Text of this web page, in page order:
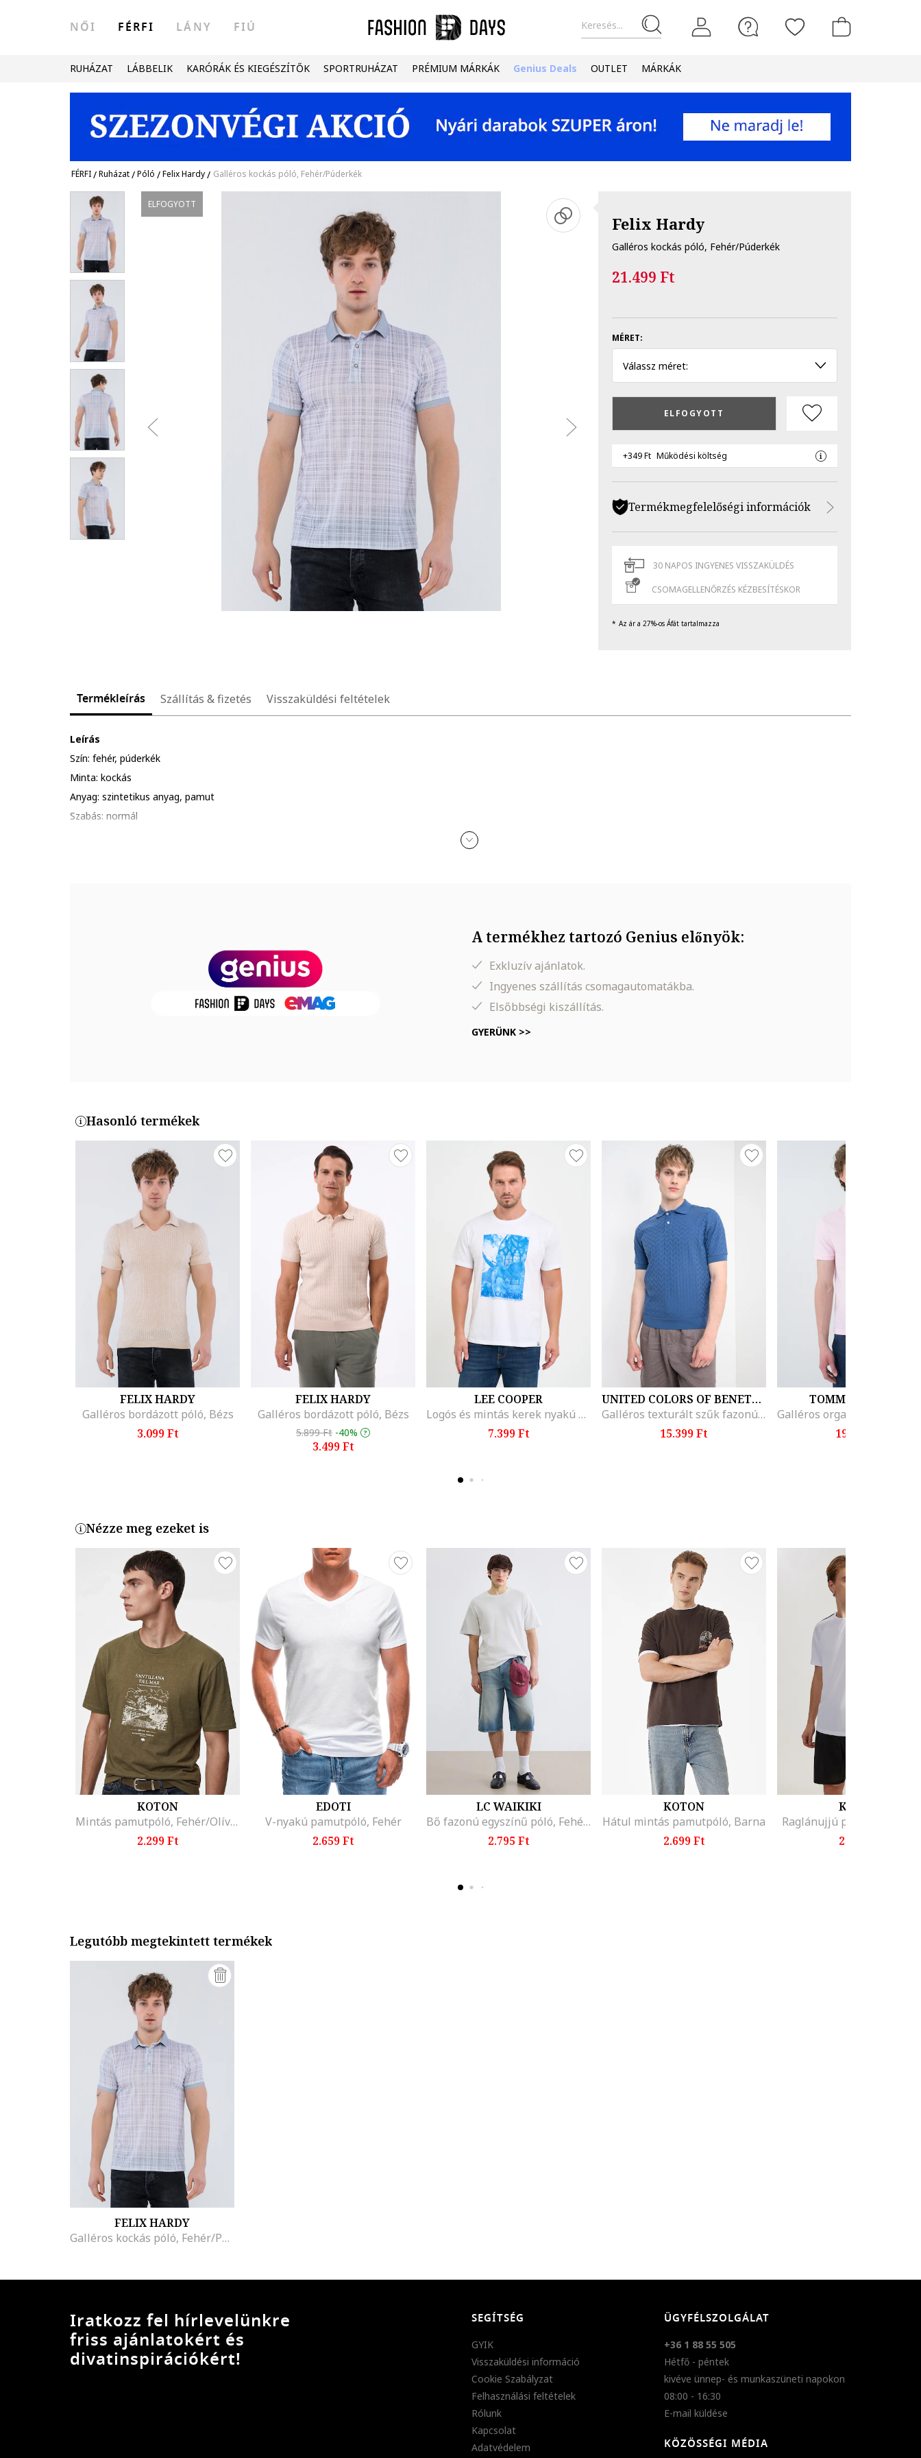
Keresés...
NŐI FÉRFI LÁNY FIÚ
RUHÁZAT LÁBBELIK KARÓRÁK ÉS KIEGÉSZÍTŐK SPORTRUHÁZAT PRÉMIUM MÁRKÁK Genius Deals OUTLET MÁRKÁK
FÉRFI/Ruházat/Póló /Felix Hardy/ Galléros kockás póló, Fehér/Púderkék
ELFOGYOTT
Felix Hardy
Galléros kockás póló, Fehér/Púderkék
21.499 Ft
MÉRET:
Válassz méret:
ELFOGYOTT
+349 Ft Működési költség
Termékmegfelelőségi információk
30 NAPOS INGYENES VISSZAKÜLDÉS
CSOMAGELLENŐRZÉS KÉZBESÍTÉSKOR
Az ár a 27%-os Áfát tartalmazza
Termékleírás Szállítás & fizetés Visszaküldési feltételek
Leírás
Szín: fehér, púderkék
Minta: kockás
Anyag: szintetikus anyag, pamut
Szabás: normál
A termékhez tartozó Genius előnyök:
Exkluzív ajánlatok.
Ingyenes szállítás csomagautomatákba.
Elsőbbségi kiszállítás.
GYERÜNK >>
Hasonló termékek
FELIX HARDY
Galléros bordázott póló, Bézs
3.099 Ft
FELIX HARDY
Galléros bordázott póló, Bézs
5.899 Ft -40%
3.499 Ft
LEE COOPER
Logós és mintás kerek nyakú póló, Fehér/Türkiz
7.399 Ft
UNITED COLORS OF BENETTON
Galléros texturált szűk fazonú póló, Sötétkék
15.399 Ft
TOMMY HILFIGER
19.299 Ft
Nézze meg ezeket is
KOTON
Mintás pamutpóló, Fehér/Olívazöld
2.299 Ft
EDOTI
V-nyakú pamutpóló, Fehér
2.659 Ft
LC WAIKIKI
Bő fazonú egyszínű póló, Fehér/Törtfehér
2.795 Ft
KOTON
Hátul mintás pamutpóló, Barna
2.699 Ft
KOTON
Raglánujjú póló, Fekete/
2.299 Ft
Legutóbb megtekintett termékek
FELIX HARDY
Galléros kockás póló, Fehér/Púderkék
Iratkozz fel hírlevelünkre
friss ajánlatokért és
divatinspirációkért!
SEGÍTSÉG
GYIK
Visszaküldési információ
Cookie Szabályzat
Felhasználási feltételek
Rólunk
Kapcsolat
Adatvédelem
ÜGYFÉLSZOLGÁLAT
+36 1 88 55 505
Hétfő - péntek
kivéve ünnep- és munkaszüneti napokon
08:00 - 16:30
E-mail küldése
KÖZÖSSÉGI MÉDIA